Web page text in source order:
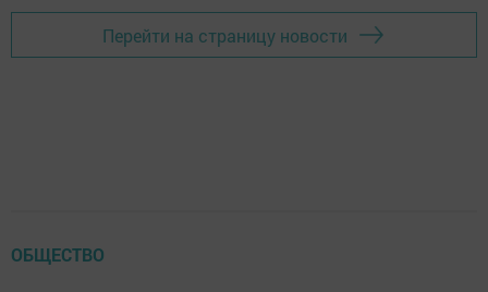
Перейти на страницу новости
ОБЩЕСТВО